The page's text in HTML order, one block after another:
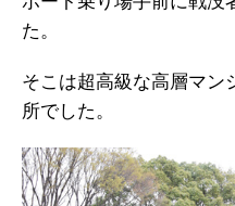
た。
そこは超高級な高層マン
所でした。